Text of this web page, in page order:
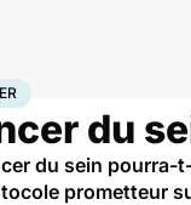
du
du sein pourra-
prometteur